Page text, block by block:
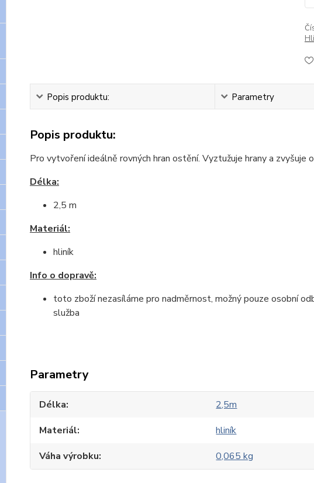
Popis produktu: Parametry
Popis produktu:
Pro vytvoření ideálně rovných hran ostění. Vyztužuje hrany a zvyšuje
Délka:
2,5 m
Materiál:
hliník
Info o dopravě:
toto zboží nezasíláme pro nadměrnost, možný pouze osobní
služba
Parametry
Délka
2,5m
Materiál
hliník
Váha výrobku
0,065 kg